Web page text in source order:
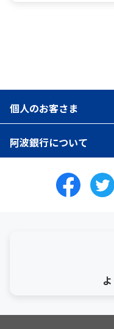
個人のお客さま
阿波銀行について